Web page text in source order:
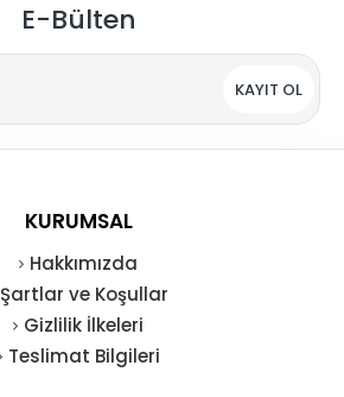
E-Bülten
KAYIT OL
KURUMSAL
Hakkımızda
Şartlar ve Koşullar
Gizlilik İlkeleri
Teslimat Bilgileri